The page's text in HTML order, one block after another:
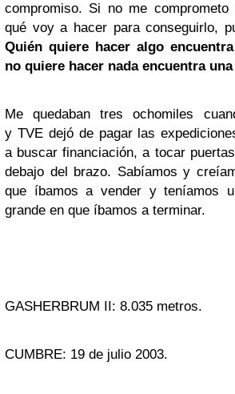
compromiso. Si no me
qué voy a hacer para conseguirlo,
Quién quiere hacer algo
no quiere hacer nada encuentra
Me quedaban tres ochomiles
y TVE dejó de pagar las
a buscar financiación, a tocar
debajo del brazo. Sabíamos y
que íbamos a vender y teníamos
grande en que íbamos a terminar.
GASHERBRUM II: 8.035 metros.
CUMBRE: 19 de julio 2003.